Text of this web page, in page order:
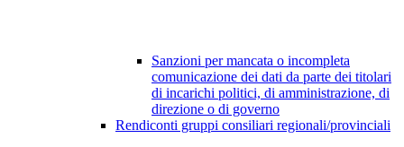
Sanzioni per mancata o incompleta
comunicazione dei dati da parte dei titolari
di incarichi politici, di amministrazione, di
direzione o di governo
Rendiconti gruppi consiliari regionali/provinciali